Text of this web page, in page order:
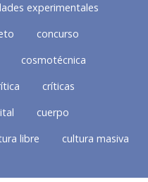
experimentales
concurso
cosmotécnica
críticas
cuerpo
libre
cultura masiva